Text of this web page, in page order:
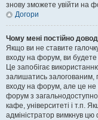
знову зможете увійти на
Догори
Чому мені постійно
Якщо ви не ставите
входу на форум, ви будете
Це запобігає
залишатись залогованим,
входу на форум, але це не
форум з
кафе, університеті і т.п.
адміністратор вимкнув цю